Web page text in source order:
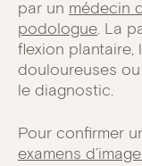
par un médecin
podologue. La
flexion plantaire,
douloureuses
le diagnostic.
Pour confirmer
examens